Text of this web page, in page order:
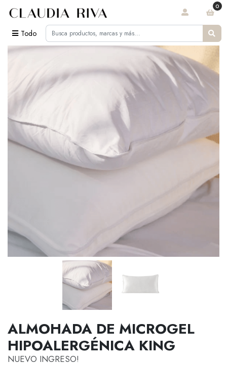
Todo
0
ALMOHADA DE MICROGEL
HIPOALERGÉNICA KING
NUEVO INGRESO!